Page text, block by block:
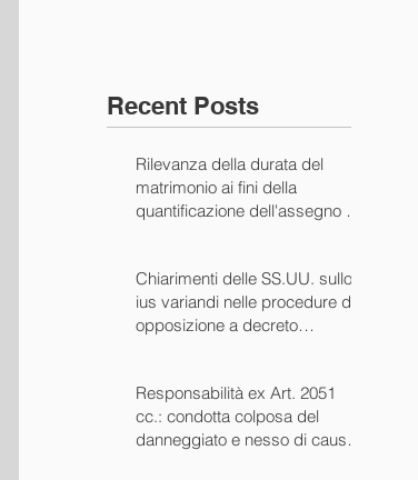
Recent Posts
Rilevanza della durata del
matrimonio ai fini della
quantificazione dell'assegno di
Chiarimenti delle SS.UU. sullo
ius variandi nelle procedure di
opposizione a decreto
Responsabilità ex Art. 2051
cc.: condotta colposa del
danneggiato e nesso di causa